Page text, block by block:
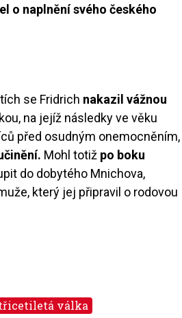
o naplnění svého českého
se Fridrich nakazil vážnou
na jejíž následky ve věku
před osudným onemocněním,
Mohl totiž po boku
do dobytého Mnichova,
který jej připravil o rodovou
válka